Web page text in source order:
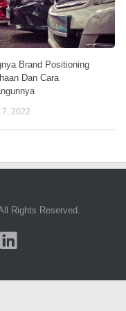
Brand Positioning
Dan Cara
7, 2022
Rights Reserved.